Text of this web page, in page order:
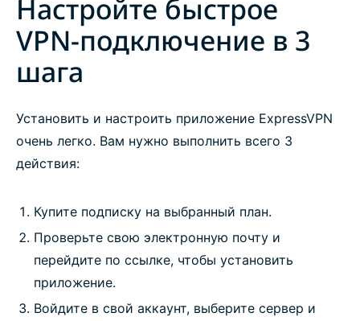
Настройте быстрое
VPN-подключение в 3
шага
Установить и настроить приложение ExpressVPN
очень легко. Вам нужно выполнить всего 3
действия:
Купите подписку на выбранный план.
Проверьте свою электронную почту и
перейдите по ссылке, чтобы установить
приложение.
Войдите в свой аккаунт, выберите сервер и